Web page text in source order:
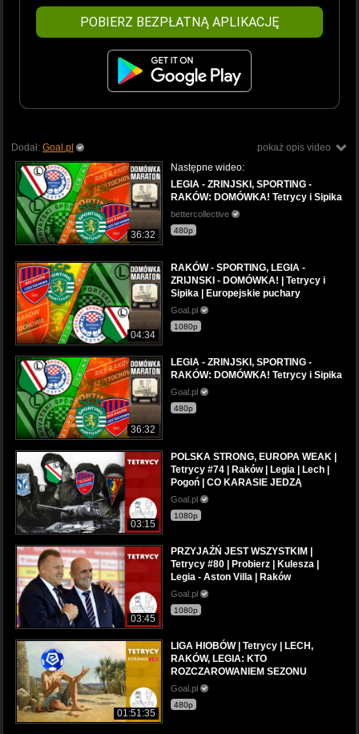
POBIERZ BEZPŁATNĄ APLIKACJĘ
pokaż opis video
Dodał: Goal.pl
36:32
Następne wideo:
LEGIA - ZRINJSKI, SPORTING -
RAKÓW: DOMÓWKA! Tetrycy i Sipika
bettercollective
480p
04:34
RAKÓW - SPORTING, LEGIA -
ZRIJNSKI - DOMÓWKA! | Tetrycy i
Sipika | Europejskie puchary
Goal.pl
1080p
36:32
LEGIA - ZRINJSKI, SPORTING -
RAKÓW: DOMÓWKA! Tetrycy i Sipika
Goal.pl
480p
03:15
POLSKA STRONG, EUROPA WEAK |
Tetrycy #74 | Raków | Legia | Lech |
Pogoń | CO KARASIE JEDZĄ
Goal.pl
1080p
03:45
PRZYJAŹŃ JEST WSZYSTKIM |
Tetrycy #80 | Probierz | Kulesza |
Legia - Aston Villa | Raków
Goal.pl
1080p
01:51:35
LIGA HIOBÓW | Tetrycy | LECH,
RAKÓW, LEGIA: KTO
ROZCZAROWANIEM SEZONU
Goal.pl
480p